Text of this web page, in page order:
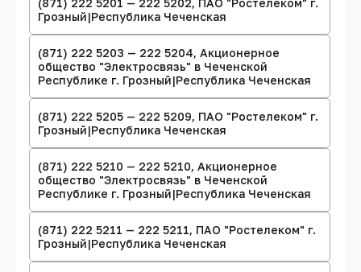
(871) 222 5201 — 222 5202, ПАО "Ростелеком" г.
Грозный|Республика Чеченская
(871) 222 5203 — 222 5204, Акционерное
общество "Электросвязь" в Чеченской
Республике г. Грозный|Республика Чеченская
(871) 222 5205 — 222 5209, ПАО "Ростелеком" г.
Грозный|Республика Чеченская
(871) 222 5210 — 222 5210, Акционерное
общество "Электросвязь" в Чеченской
Республике г. Грозный|Республика Чеченская
(871) 222 5211 — 222 5211, ПАО "Ростелеком" г.
Грозный|Республика Чеченская